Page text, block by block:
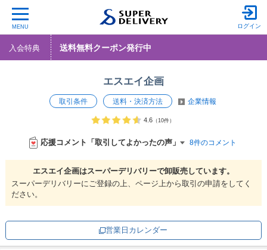
MENU ログイン
入会特典 送料無料クーポン発行中
エスエイ企画
取引条件 送料・決済方法 企業情報
4.6 （10件）
応援コメント「取引してよかったの声」 8件のコメント
エスエイ企画はスーパーデリバリーで卸販売しています。
スーパーデリバリーにご登録の上、ページ上から取引の申請をしてく
ださい。
営業日カレンダー